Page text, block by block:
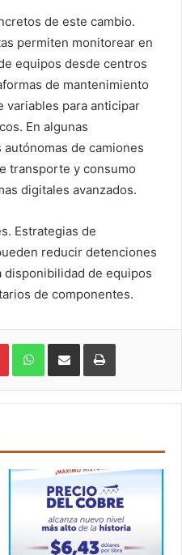
de este cambio.
permiten monitorear en
equipos desde centros
de mantenimiento
variables para anticipar
En algunas
de camiones
transporte y consumo
digitales avanzados.
Estrategias de
reducir detenciones
disponibilidad de equipos
de componentes.
Pinterest WhatsApp